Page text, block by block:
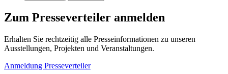
Zum Presseverteiler anmelden
Erhalten Sie rechtzeitig alle Presseinformationen zu unseren
Ausstellungen, Projekten und Veranstaltungen.
Anmeldung Presseverteiler